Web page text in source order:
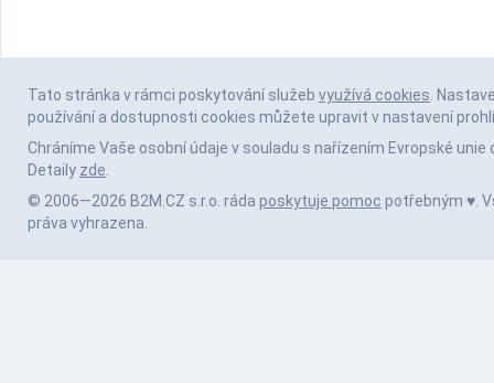
Tato stránka v rámci poskytování služeb využívá cookies.
používání a dostupnosti cookies můžete upravit v nastavení
Chráníme Vaše osobní údaje v souladu s nařízením Evropské unie
Detaily zde.
© 2006—2026 B2M.CZ s.r.o. ráda poskytuje pomoc potřebným ♥️.
práva vyhrazena.